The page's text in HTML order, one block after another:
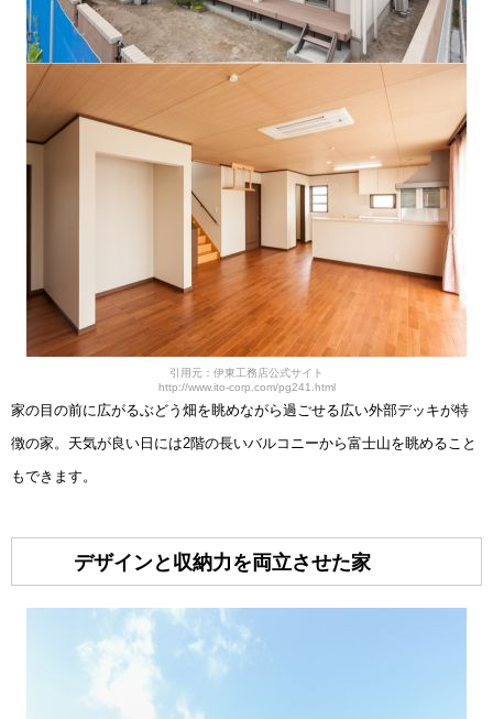
引用元：伊東工務店公式サイト
http://www.ito-corp.com/pg241.html
家の目の前に広がるぶどう畑を眺めながら過ごせる広い外部デッキが特
徴の家。天気が良い日には2階の長いバルコニーから富士山を眺めること
もできます。
デザインと収納力を両立させた家